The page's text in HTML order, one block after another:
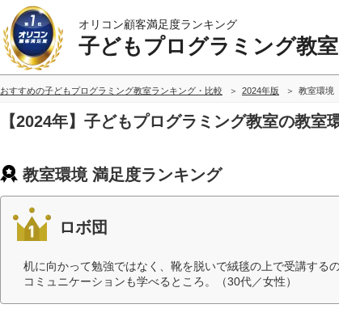
オリコン顧客満足度ランキング
子どもプログラミング教室
おすすめの子どもプログラミング教室ランキング・比較 2024年版 教室環境
【2024年】子どもプログラミング教室の教室
教室環境 満足度ランキング
ロボ団
机に向かって勉強ではなく、靴を脱いで絨毯の上で受講する
コミュニケーションも学べるところ。（30代／女性）